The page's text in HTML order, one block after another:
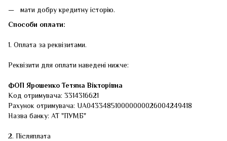
мати добру кредитну історію.
Способи оплати:
1. Оплата за реквізитами.
Реквізити для оплати наведені нижче:
ФОП Ярошенко Тетяна Вікторівна
Код отримувача: 3314316621
Рахунок отримувача: UA043348510000000026004249418
Назва банку: АТ "ПУМБ"
2. Післяплата